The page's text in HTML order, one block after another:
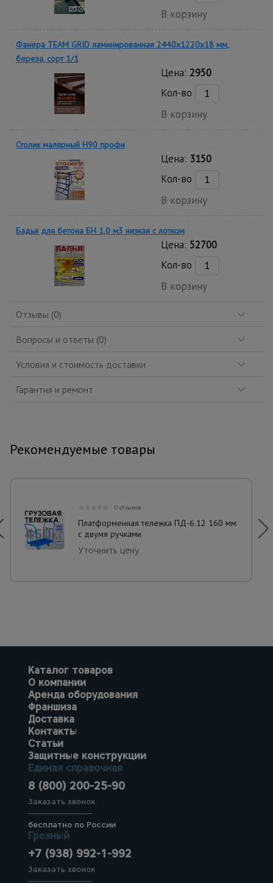
В корзину
Фанера TEAM GRID ламинированная 2440х1220х18 мм,
береза, сорт 1/1
Цена: 2950
Кол-во
В корзину
Столик малярный H90 профи
Цена: 3150
Кол-во
В корзину
Бадья для бетона БН 1,0 м3 низкая c лотком
Цена: 52700
Кол-во
В корзину
Отзывы (0)
Вопросы и ответы (0)
Условия и стоимость доставки
Гарантия и ремонт
Рекомендуемые товары
0 отзывов
Платформенная тележка ПД-6.12 160 мм
с двумя ручками
Уточнить цену
Каталог товаров
О компании
Аренда оборудования
Франшиза
Доставка
Контакты
Статьи
Защитные конструкции
Единая справочная
8 (800) 200-25-90
Заказать звонок
бесплатно по России
Грозный
+7 (938) 992-1-992
Заказать звонок